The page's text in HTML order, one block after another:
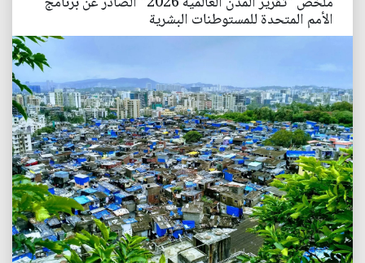
الأمم المتحدة للمستوطنات البشرية